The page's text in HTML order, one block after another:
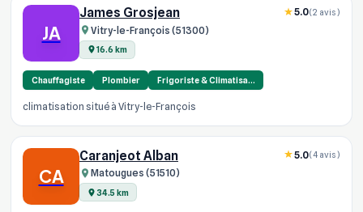
JA
James Grosjean
Vitry-le-François (51300)
16.6 km
5.0(2 avis)
Chauffagiste Plombier Frigoriste & Climatisa…
climatisation situé à Vitry-le-François
CA
Caranjeot Alban
Matougues (51510)
34.5 km
5.0(4 avis)